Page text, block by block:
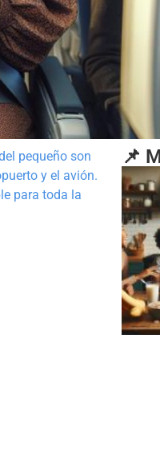
pequeño son
y el avión.
para toda la
📌